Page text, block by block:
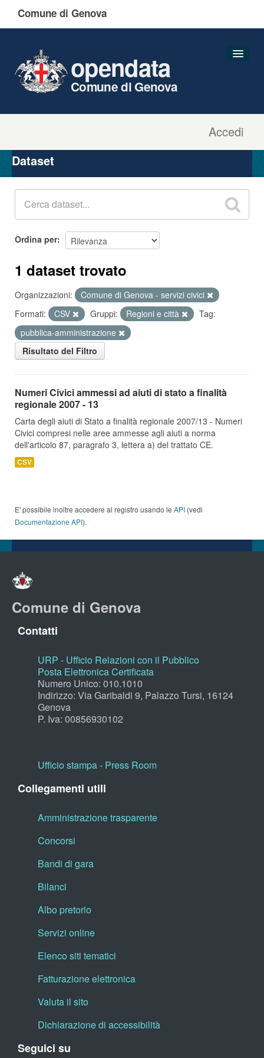
Comune di Genova
Accedi
opendata
Comune di Genova
Organizzazioni
Gruppi
Dataset
Ordina per
1 dataset trovato
Organizzazioni:
Comune di Genova - servizi civici
Formati:
CSV Gruppi: Regioni e città
Tag:
pubblica-amministrazione
Risultato del Filtro
Numeri Civici ammessi ad aiuti di stato a finalità
regionale 2007 - 13
Carta degli aiuti di Stato a finalità regionale 2007/13 - Numeri
Civici compresi nelle aree ammesse agli aiuti a norma
dell'articolo 87, paragrafo 3, lettera a) del trattato CE.
CSV
E' possibile inoltre accedere al registro usando le API (vedi
Documentazione API).
Comune di Genova
Contatti
URP - Ufficio Relazioni con il Pubblico
Posta Elettronica Certificata
Numero Unico: 010.1010
Indirizzo: Via Garibaldi 9, Palazzo Tursi, 16124
Genova
P. Iva: 00856930102
Ufficio stampa - Press Room
Collegamenti utili
Amministrazione trasparente
Concorsi
Bandi di gara
Bilanci
Albo pretorio
Servizi online
Elenco siti tematici
Fatturazione elettronica
Valuta il sito
Dichiarazione di accessibilità
Seguici su